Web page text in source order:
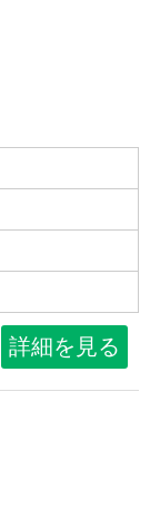
詳細を見る